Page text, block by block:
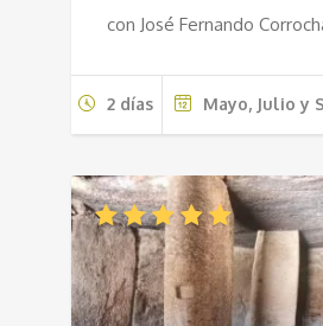
con José Fernando
2 días Mayo, Julio y